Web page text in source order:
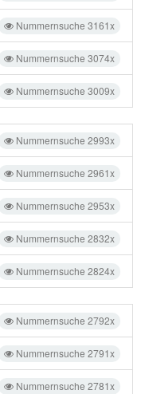
Nummernsuche 3161x
Nummernsuche 3074x
Nummernsuche 3009x
Nummernsuche 2993x
Nummernsuche 2961x
Nummernsuche 2953x
Nummernsuche 2832x
Nummernsuche 2824x
Nummernsuche 2792x
Nummernsuche 2791x
Nummernsuche 2781x